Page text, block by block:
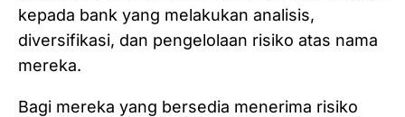
kepada bank yang melakukan analisis,
diversifikasi, dan pengelolaan risiko atas nama
mereka.
Bagi mereka yang bersedia menerima risiko